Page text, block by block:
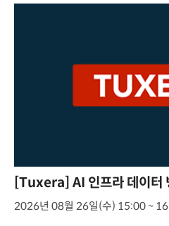
[Tuxera] AI 인프라 데이터
2026년 08월 26일(수) 15:00 ~